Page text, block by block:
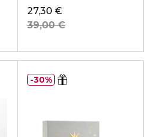
27,30 €
39,00 €
30%